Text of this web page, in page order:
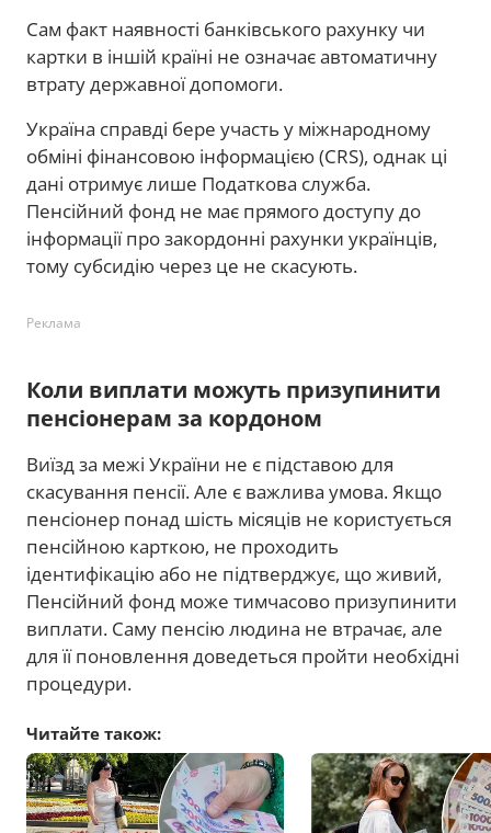
Сам факт наявності банківського рахунку чи
картки в іншій країні не означає автоматичну
втрату державної допомоги.
Україна справді бере участь у міжнародному
обміні фінансовою інформацією (CRS), однак ці
дані отримує лише Податкова служба.
Пенсійний фонд не має прямого доступу до
інформації про закордонні рахунки українців,
тому субсидію через це не скасують.
Реклама
Коли виплати можуть призупинити
пенсіонерам за кордоном
Виїзд за межі України не є підставою для
скасування пенсії. Але є важлива умова. Якщо
пенсіонер понад шість місяців не користується
пенсійною карткою, не проходить
ідентифікацію або не підтверджує, що живий,
Пенсійний фонд може тимчасово призупинити
виплати. Саму пенсію людина не втрачає, але
для її поновлення доведеться пройти необхідні
процедури.
Читайте також: